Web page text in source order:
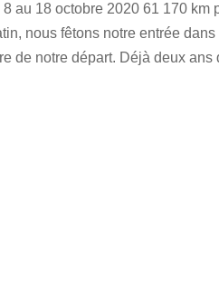
au 18 octobre 2020 61 170 km
nous fêtons notre entrée
de notre départ. Déjà deux ans